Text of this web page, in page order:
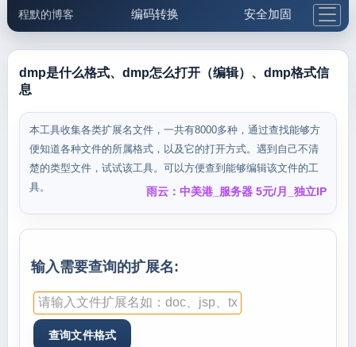
程默的博客 编码转换 安全加固
邮件工具 生活便民 更多工具
dmp是什么格式、dmp怎么打开（编辑）、dmp格式信
息
本工具收集各类扩展名文件，一共有8000多种，通过查找能够方
便知道各种文件的所属格式，以及它的打开方式。遇到自己不清
楚的类型文件，试试该工具。可以方便查到能够编辑该文件的工
具。
雨云：中美港_服务器 5元/月_独立IP
输入需要查询的扩展名: